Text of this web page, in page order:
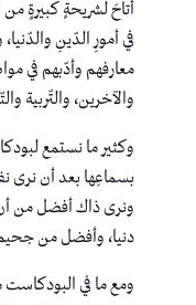
أتاحَ لشريحةٍ كبيرةٍ
في أمورِ الدّينِ
معارفهم وأدّبهم في
والآخرين، والتّربية
وكثير ما نستمع
بسماعِها بعد أن نرى
ونرى ذاك أفضل من أن
دنيا، وأفضل من جحيم
ومع ما في البودكاست